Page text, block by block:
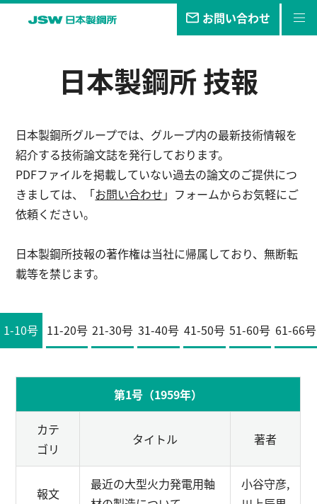
お問い合わせ
製品
企業情報
サステナビリティ
株主・投資家情報
採用情報
English お問い合わせ
日本製鋼所 技報
日本製鋼所グループでは、グループ内の最新技術情報を
紹介する技術論文誌を発行しております。
PDFファイルを掲載していない過去の論文のご提供につ
きましては、「お問い合わせ 」フォームからお気軽にご
依頼ください。
日本製鋼所技報の著作権は当社に帰属しており、無断転
載等を禁じます。
1-10号 11-20号 21-30号 31-40号 41-50号 51-60号 61-66号
第1号（1959年）
カテ
ゴリ
タイトル 著者
報文
最近の大型火力発電用軸
小谷守彦,